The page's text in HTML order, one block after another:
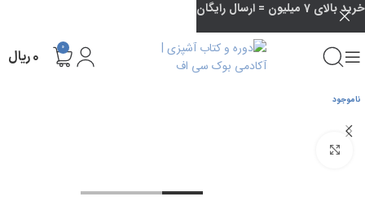
0 ۰ریال
ناموجود
خرید بالای 7 میلیون = ارسال رایگان